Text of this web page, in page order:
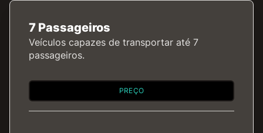
7 Passageiros
Veículos capazes de transportar até 7
passageiros.
PREÇO